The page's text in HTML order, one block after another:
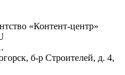
«Контент-центр»
б-р Строителей, д. 4,